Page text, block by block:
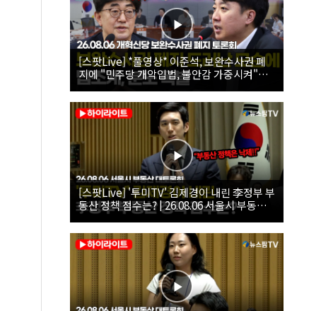
[스팟Live] *풀영상* 이준석, 보완수사권 폐
지에 "민주당 개악입법, 불안감 가중시켜"｜
26.08.06 개혁신당 보완수사권 폐지 토론회
[스팟Live] '투미TV' 김제경이 내린 李정부 부
동산 정책 점수는? | 26.08.06 서울시 부동산
대토론회